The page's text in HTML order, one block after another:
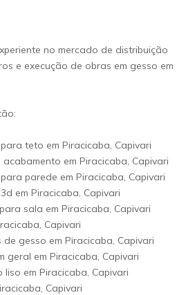
no mercado de distribuição
e execução de obras em gesso em
teto em Piracicaba, Capivari
em Piracicaba, Capivari
parede em Piracicaba, Capivari
em Piracicaba, Capivari
sala em Piracicaba, Capivari
Capivari
gesso em Piracicaba, Capivari
geral em Piracicaba, Capivari
em Piracicaba, Capivari
Capivari